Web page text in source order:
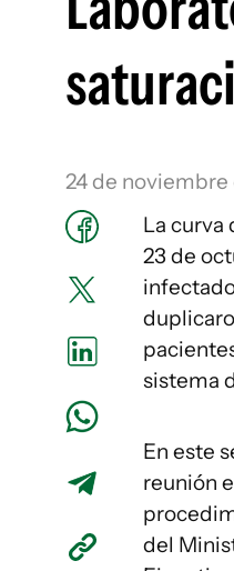
24 de noviembre
La curva
23 de
sistema
En este
reunión
del